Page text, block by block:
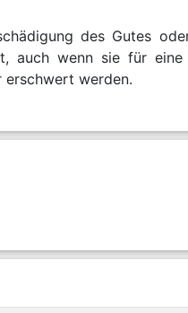
des Gutes
auch wenn sie für
werden.